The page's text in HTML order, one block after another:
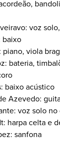
voz
baixo
piano, viola
bateria,
baixo acústico
Azevedo:
voz solo
harpa celta e
sanfona